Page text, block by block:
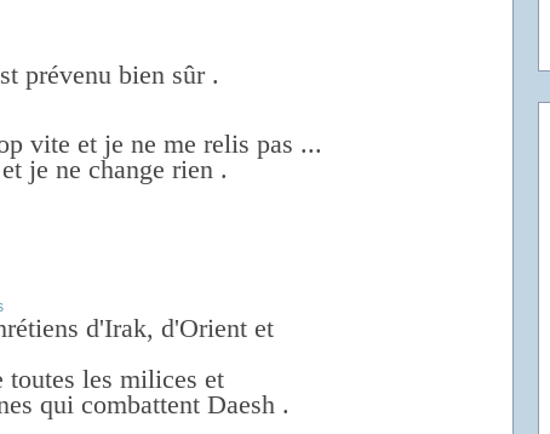
prévenu bien sûr .
vite et je ne me relis pas ...
je ne change rien .
d'Irak, d'Orient et
toutes les milices et
qui combattent Daesh .